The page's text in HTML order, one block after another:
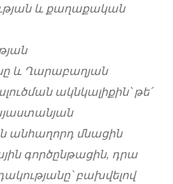
և քաղաքական
և Ղարաբաղյան
ակնկալիքին՝ թե՛
անհաղորդ մնացին
գործընթացին, դրա
բախվելով